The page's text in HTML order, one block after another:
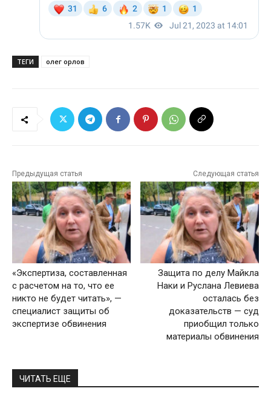
ТЕГИ олег орлов
Предыдущая статья
«Экспертиза, составленная
с расчетом на то, что ее
никто не будет читать», —
специалист защиты об
экспертизе обвинения
Следующая статья
Защита по делу Майкла
Наки и Руслана Левиева
осталась без
доказательств — суд
приобщил только
материалы обвинения
ЧИТАТЬ ЕЩЕ